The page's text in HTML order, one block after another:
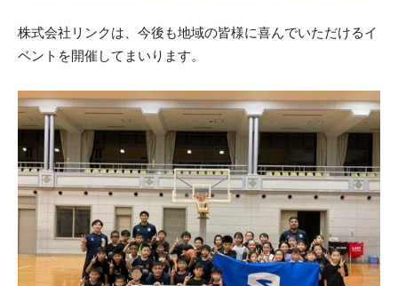
株式会社リンクは、今後も地域の皆様に喜んでいただけるイ
ベントを開催してまいります。